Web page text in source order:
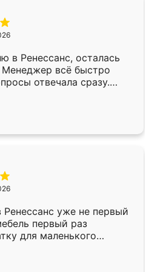
в Ренессанс, осталась
Менеджер всё быстро
отвечала сразу.
в субботу, подошёл к
Собрали
аккуратно, даже
уже не первый
первый раз
для маленького
,во второй раз
По качеству очень